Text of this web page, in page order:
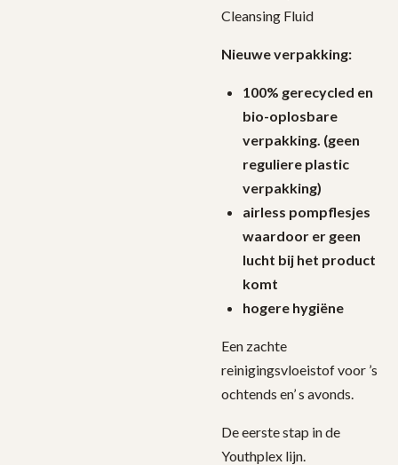
Cleansing Fluid
Nieuwe verpakking:
100% gerecycled en
bio-oplosbare
verpakking. (geen
reguliere plastic
verpakking)
airless pompflesjes
waardoor er geen
lucht bij het product
komt
hogere hygiëne
Een zachte
reinigingsvloeistof voor ’s
ochtends en’ s avonds.
De eerste stap in de
Youthplex lijn.